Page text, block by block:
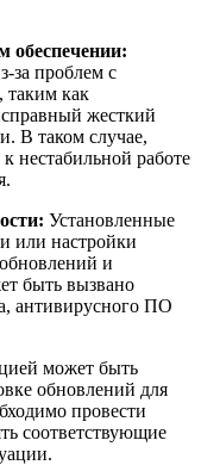
обеспечении:
за проблем с
таким как
жесткий
В таком случае,
нестабильной работе
Установленные
или настройки
и
быть вызвано
антивирусного ПО
может быть
обновлений для
провести
соответствующие